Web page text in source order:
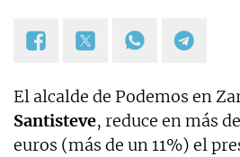
El alcalde de Podemos en
Santisteve, reduce en más
euros (más de un 11%) el